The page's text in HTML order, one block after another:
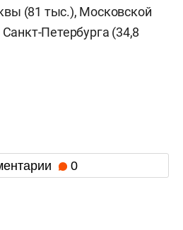
(81 тыс.), Московской
Петербурга (34,8
0